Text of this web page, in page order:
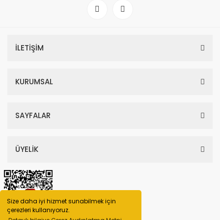
Size daha iyi hizmet sunabilmek için
çerezleri kullanıyoruz.
İLETİŞİM
KURUMSAL
SAYFALAR
ÜYELİK